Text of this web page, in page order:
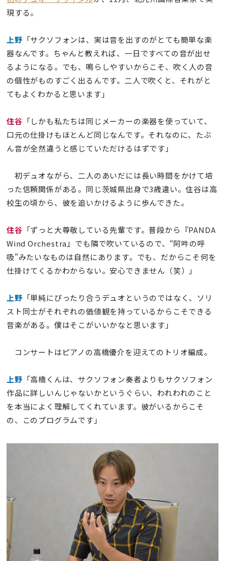
現する。
上野 「サクソフォンは、実は音を出すのがとても簡単な楽
器なんです。ちゃんと教えれば、一日ですべての音が出せ
るようになる。でも、鳴らしやすいからこそ、吹く人の音
の個性がものすごく出るんです。二人で吹くと、それがと
てもよくわかると思います」
住谷 「しかも私たちは同じメーカーの楽器を使っていて、
口元の仕掛けもほとんど同じなんです。それなのに、たぶ
ん音が全然違うと感じていただけるはずです」
初デュオながら、二人のあいだには長い時間をかけて培
った信頼関係がある。同じ茨城県出身で3歳違い。住谷は高
校生の頃から、彼を追いかけるように歩んできた。
住谷 「ずっと大尊敬している先輩です。普段から『PANDA
Wind Orchestra』でも隣で吹いているので、“阿吽の呼
吸”みたいなものは自然にあります。でも、だからこそ何を
仕掛けてくるかわからない。安心できません（笑）」
上野 「単純にぴったり合うデュオというのではなく、ソリ
スト同士がそれぞれの価値観を持っているからこそできる
音楽がある。僕はそこがいいかなと思います」
コンサートはピアノの高橋優介を迎えてのトリオ編成。
上野 「高橋くんは、サクソフォン奏者よりもサクソフォン
作品に詳しいんじゃないかというぐらい、われわれのこと
を本当によく理解してくれています。彼がいるからこそ
の、このプログラムです」